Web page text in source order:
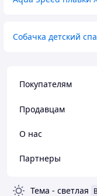
Собачка детский
Покупателям
Продавцам
О нас
Партнеры
Тема - светлая